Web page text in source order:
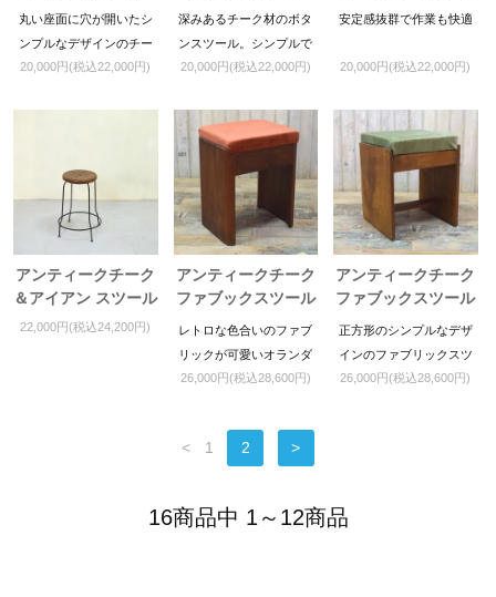
丸い座面に穴が開いたシ
ンプルなデザインのチー
ク材スツール。高さ45cm
20,000円(税込22,000円)
深みあるチーク材のボタ
ンスツール。シンプルで
使いやすく、経年変化も
20,000円(税込22,000円)
ツール
安定感抜群で作業も快適
20,000円(税込22,000円)
アンティークチーク
＆アイアン スツール
22,000円(税込24,200円)
アンティークチーク
ファブックスツール
メープル
レトロな色合いのファブ
リックが可愛いオランダ
テイストのスツールで
26,000円(税込28,600円)
アンティークチーク
ファブックスツール
グリーン
正方形のシンプルなデザ
インのファブリックスツ
ールです。
26,000円(税込28,600円)
< 1 2 >
16商品中 1～12商品